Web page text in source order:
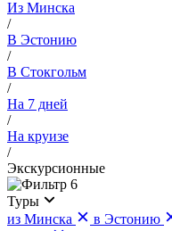
Из Минска
/
В Эстонию
/
В Стокгольм
/
На 7 дней
/
На круизе
/
Экскурсионные
6
Туры
из Минска
в Эстонию